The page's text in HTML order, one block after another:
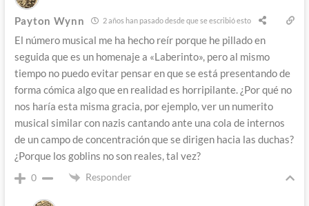
Payton Wynn 2 años han pasado desde que se escribió esto
El número musical me ha hecho reír porque he pillado en
seguida que es un homenaje a «Laberinto», pero al mismo
tiempo no puedo evitar pensar en que se está presentando de
forma cómica algo que en realidad es horripilante. ¿Por qué no
nos haría esta misma gracia, por ejemplo, ver un numerito
musical similar con nazis cantando ante una cola de internos
de un campo de concentración que se dirigen hacia las duchas?
¿Porque los goblins no son reales, tal vez?
0 Responder